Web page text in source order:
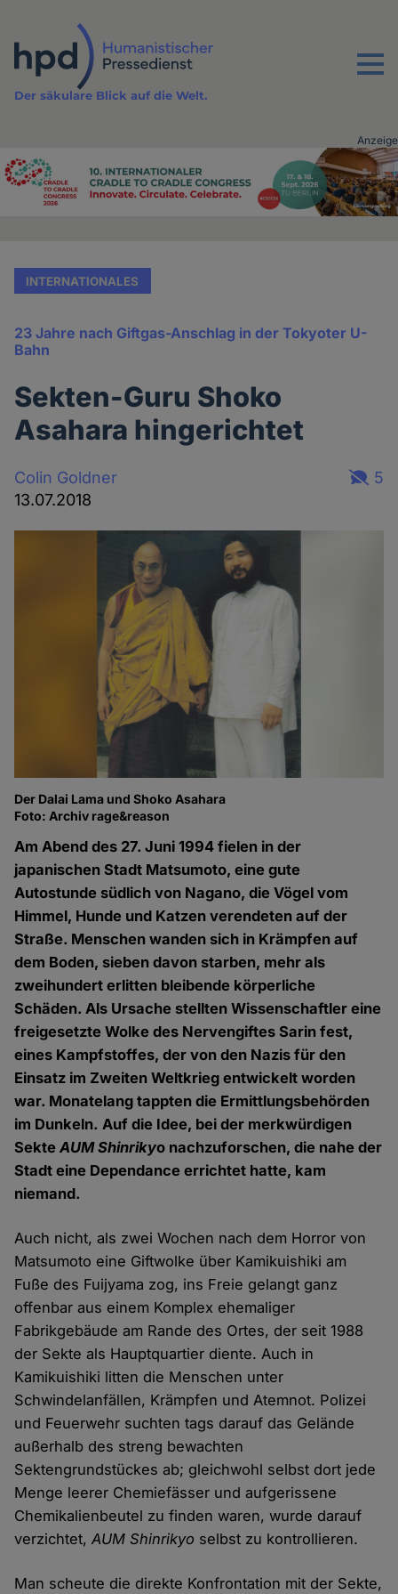
Inhalt
Menu
Der säkulare Blick auf die Welt.
Advertising
Anzeige
INTERNATIONALES
23 Jahre nach Giftgas-Anschlag in der Tokyoter U-
Bahn
Sekten-Guru Shoko
Asahara hingerichtet
Colin Goldner
13.07.2018
5
Der Dalai Lama und Shoko Asahara
Foto: Archiv rage&reason
Am Abend des 27. Juni 1994 fielen in der
japanischen Stadt Matsumoto, eine gute
Autostunde südlich von Nagano, die Vögel vom
Himmel, Hunde und Katzen verendeten auf der
Straße. Menschen wanden sich in Krämpfen auf
dem Boden, sieben davon starben, mehr als
zweihundert erlitten bleibende körperliche
Schäden. Als Ursache stellten Wissenschaftler eine
freigesetzte Wolke des Nervengiftes Sarin fest,
eines Kampfstoffes, der von den Nazis für den
Einsatz im Zweiten Weltkrieg entwickelt worden
war. Monatelang tappten die Ermittlungsbehörden
im Dunkeln. Auf die Idee, bei der merkwürdigen
SekteAUM Shinrikyo nachzuforschen, die nahe der
Stadt eine Dependance errichtet hatte, kam
niemand.
Auch nicht, als zwei Wochen nach dem Horror von
Matsumoto eine Giftwolke über Kamikuishiki am
Fuße des Fuijyama zog, ins Freie gelangt ganz
offenbar aus einem Komplex ehemaliger
Fabrikgebäude am Rande des Ortes, der seit 1988
der Sekte als Hauptquartier diente. Auch in
Kamikuishiki litten die Menschen unter
Schwindelanfällen, Krämpfen und Atemnot. Polizei
und Feuerwehr suchten tags darauf das Gelände
außerhalb des streng bewachten
Sektengrundstückes ab; gleichwohl selbst dort jede
Menge leerer Chemiefässer und aufgerissene
Chemikalienbeutel zu finden waren, wurde darauf
verzichtet,AUM Shinrikyo selbst zu kontrollieren.
Man scheute die direkte Konfrontation mit der Sekte,